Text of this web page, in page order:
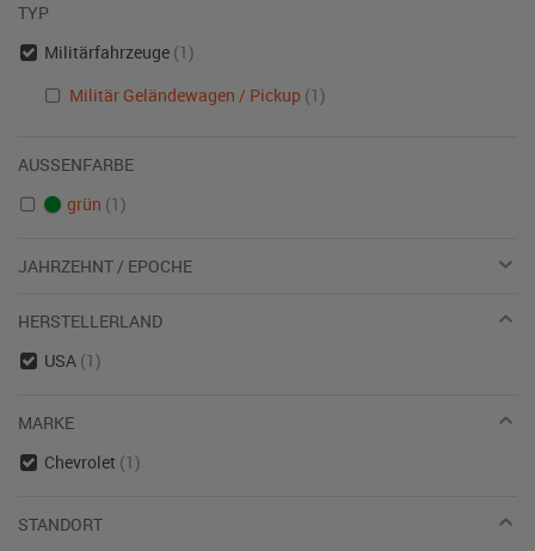
TYP
Militärfahrzeuge (1)
Militär Geländewagen / Pickup (1)
AUSSENFARBE
grün (1)
JAHRZEHNT / EPOCHE
HERSTELLERLAND
USA (1)
MARKE
Chevrolet (1)
STANDORT